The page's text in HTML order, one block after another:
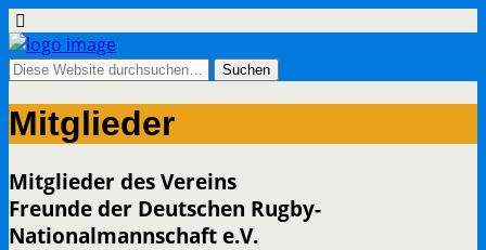
Mitglieder
Mitglieder des Vereins
Freunde der Deutschen Rugby-
Nationalmannschaft e.V.